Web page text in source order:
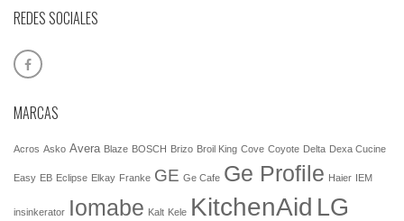
REDES SOCIALES
MARCAS
Acros Asko Avera Blaze BOSCH Brizo Broil King Cove Coyote Delta Dexa Cucine
Easy EB Eclipse Elkay Franke GE Ge Cafe Ge Profile Haier IEM
insinkerator Iomabe Kalt Kele KitchenAid LG